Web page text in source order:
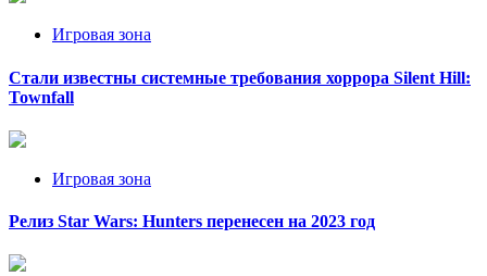
Игровая зона
Стали известны системные требования хоррора Silent Hill:
Townfall
Игровая зона
Релиз Star Wars: Hunters перенесен на 2023 год